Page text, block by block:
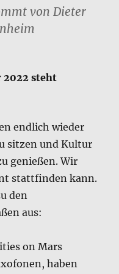
von Dieter
2022 steht
endlich wieder
sitzen und Kultur
genießen. Wir
stattfinden kann.
den
aus:
on Mars
haben